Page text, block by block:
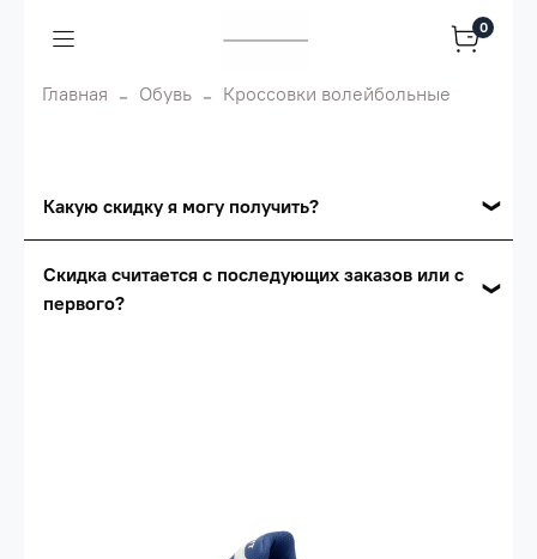
0
Главная Обувь Кроссовки волейбольные
Какую скидку я могу получить?
Сумма скидки зависит от стоимости вашего
Скидка считается с последующих заказов или с
первого?